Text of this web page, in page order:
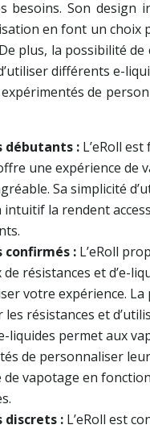
besoins. Son design
en font un choix
plus, la possibilité de
différents e-
de
débutants : L’eRoll est
une expérience de
Sa simplicité
intuitif la rendent
confirmés : L’eRoll
résistances et d’e-
votre expérience. La
les résistances et
liquides permet aux
de personnaliser leur
de vapotage en
discrets : L’eRoll est